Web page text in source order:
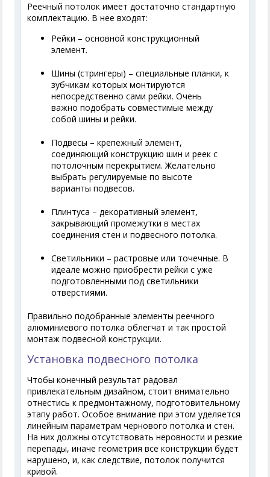
Реечный потолок имеет достаточно стандартную
комплектацию. В нее входят:
Рейки – основной конструкционный
элемент.
Шины (стрингеры) – специальные планки, к
зубчикам которых монтируются
непосредственно сами рейки. Очень
важно подобрать совместимые между
собой шины и рейки.
Подвесы – крепежный элемент,
соединяющий конструкцию шин и реек с
потолочным перекрытием. Желательно
выбрать регулируемые по высоте
варианты подвесов.
Плинтуса – декоративный элемент,
закрывающий промежутки в местах
соединения стен и подвесного потолка.
Светильники – растровые или точечные. В
идеале можно приобрести рейки с уже
подготовленными под светильники
отверстиями.
Правильно подобранные элементы реечного
алюминиевого потолка облегчат и так простой
монтаж подвесной конструкции.
Установка подвесного потолка
Чтобы конечный результат радовал
привлекательным дизайном, стоит внимательно
отнестись к предмонтажному, подготовительному
этапу работ. Особое внимание при этом уделяется
линейным параметрам чернового потолка и стен.
На них должны отсутствовать неровности и резкие
перепады, иначе геометрия все конструкции будет
нарушено, и, как следствие, потолок получится
кривой.